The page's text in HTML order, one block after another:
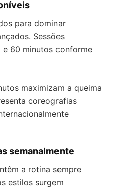
para dominar
Sessões
e 60 minutos conforme
maximizam a queima
coreografias
semanalmente
a rotina sempre
estilos surgem